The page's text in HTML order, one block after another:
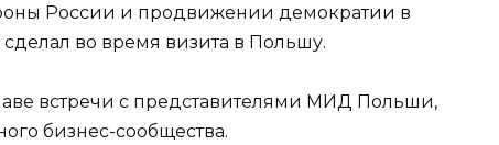
России и продвижении демократии в
во время визита в Польшу.
встречи с представителями МИД Польши,
бизнес-сообщества.